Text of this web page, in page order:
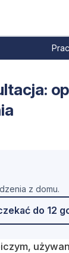
z domu.
do 12